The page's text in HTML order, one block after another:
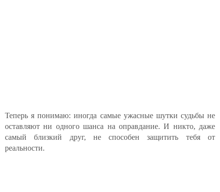
Теперь я понимаю: иногда самые ужасные шутки судьбы не
оставляют ни одного шанса на оправдание. И никто, даже
самый близкий друг, не способен защитить тебя от
реальности.